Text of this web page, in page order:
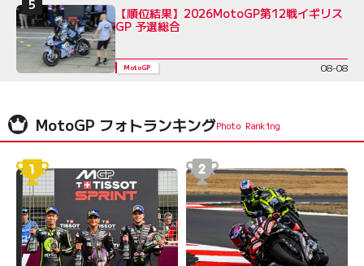
【順位結果】2026MotoGP第12戦イギリス
GP 予選総合
MotoGP 08-08
MotoGP フォトランキング